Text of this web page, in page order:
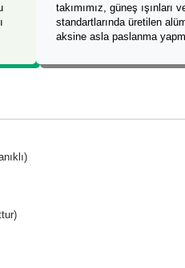
takımımız, güneş
standartlarında üretilen
aksine asla paslanma